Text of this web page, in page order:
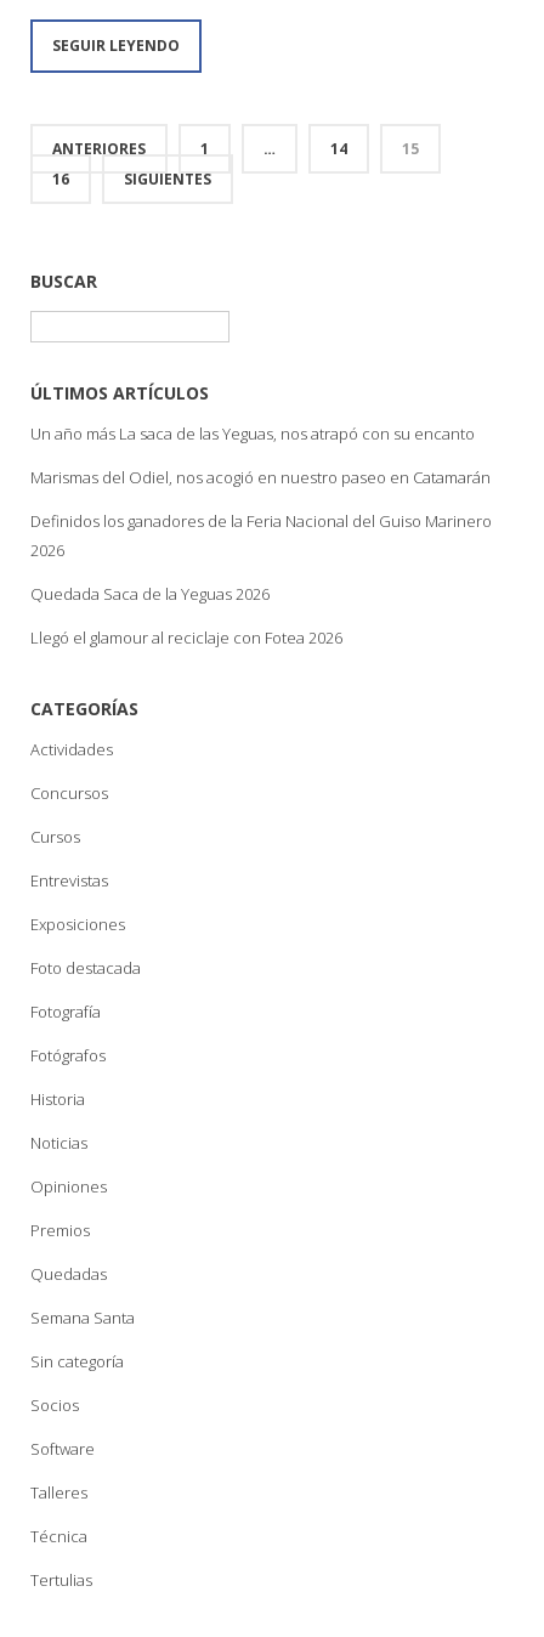
SEGUIR LEYENDO
ANTERIORES 1 … 14
15
16
SIGUIENTES
BUSCAR
ÚLTIMOS ARTÍCULOS
Un año más La saca de las Yeguas, nos atrapó con su encanto
Marismas del Odiel, nos acogió en nuestro paseo en Catamarán
Definidos los ganadores de la Feria Nacional del Guiso Marinero
2026
Quedada Saca de la Yeguas 2026
Llegó el glamour al reciclaje con Fotea 2026
CATEGORÍAS
Actividades
Concursos
Cursos
Entrevistas
Exposiciones
Foto destacada
Fotografía
Fotógrafos
Historia
Noticias
Opiniones
Premios
Quedadas
Semana Santa
Sin categoría
Socios
Software
Talleres
Técnica
Tertulias